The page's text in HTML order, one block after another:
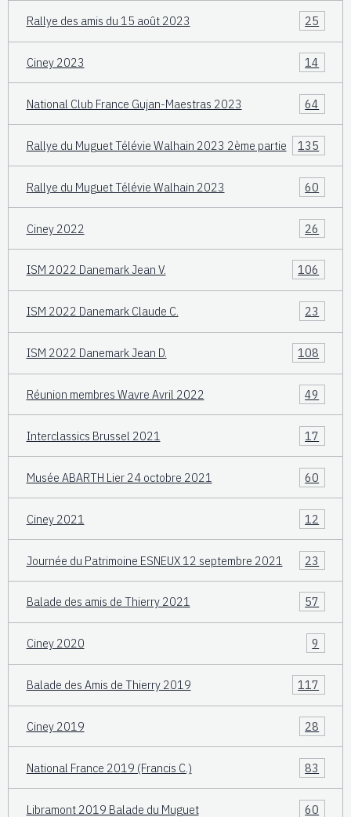
Rallye des amis du 15 août 2023 25
Ciney 2023 14
National Club France Gujan-Maestras 2023 64
Rallye du Muguet Télévie Walhain 2023 2ème partie 135
Rallye du Muguet Télévie Walhain 2023 60
Ciney 2022 26
ISM 2022 Danemark Jean V. 106
ISM 2022 Danemark Claude C. 23
ISM 2022 Danemark Jean D. 108
Réunion membres Wavre Avril 2022 49
Interclassics Brussel 2021 17
Musée ABARTH Lier 24 octobre 2021 60
Ciney 2021 12
Journée du Patrimoine ESNEUX 12 septembre 2021 23
Balade des amis de Thierry 2021 57
Ciney 2020 9
Balade des Amis de Thierry 2019 117
Ciney 2019 28
National France 2019 (Francis C.) 83
Libramont 2019 Balade du Muguet 60